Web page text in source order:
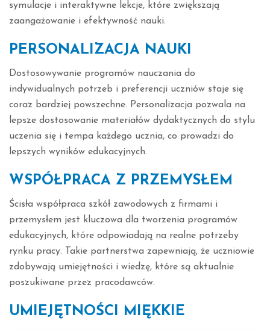
symulacje i interaktywne lekcje, które zwiększają
zaangażowanie i efektywność nauki.
PERSONALIZACJA NAUKI
Dostosowywanie programów nauczania do
indywidualnych potrzeb i preferencji uczniów staje się
coraz bardziej powszechne. Personalizacja pozwala na
lepsze dostosowanie materiałów dydaktycznych do stylu
uczenia się i tempa każdego ucznia, co prowadzi do
lepszych wyników edukacyjnych.
WSPÓŁPRACA Z PRZEMYSŁEM
Ścisła współpraca szkół zawodowych z firmami i
przemysłem jest kluczowa dla tworzenia programów
edukacyjnych, które odpowiadają na realne potrzeby
rynku pracy. Takie partnerstwa zapewniają, że uczniowie
zdobywają umiejętności i wiedzę, które są aktualnie
poszukiwane przez pracodawców.
UMIEJĘTNOŚCI MIĘKKIE